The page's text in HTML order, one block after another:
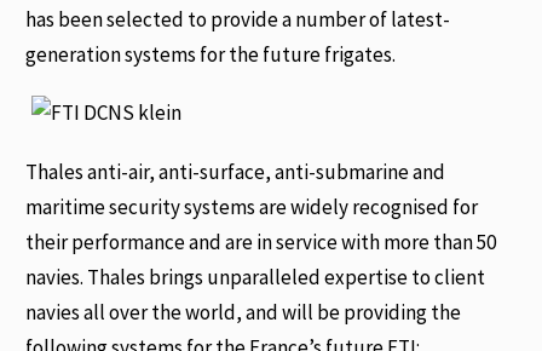
has been selected to provide a number of latest-
generation systems for the future frigates.
Thales anti-air, anti-surface, anti-submarine and
maritime security systems are widely recognised for
their performance and are in service with more than 50
navies. Thales brings unparalleled expertise to client
navies all over the world, and will be providing the